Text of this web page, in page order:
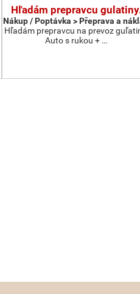
Hľadám prepravcu
Nákup / Poptávka > Přeprava a
Hľadám prepravcu na prevoz
Auto s rukou + …